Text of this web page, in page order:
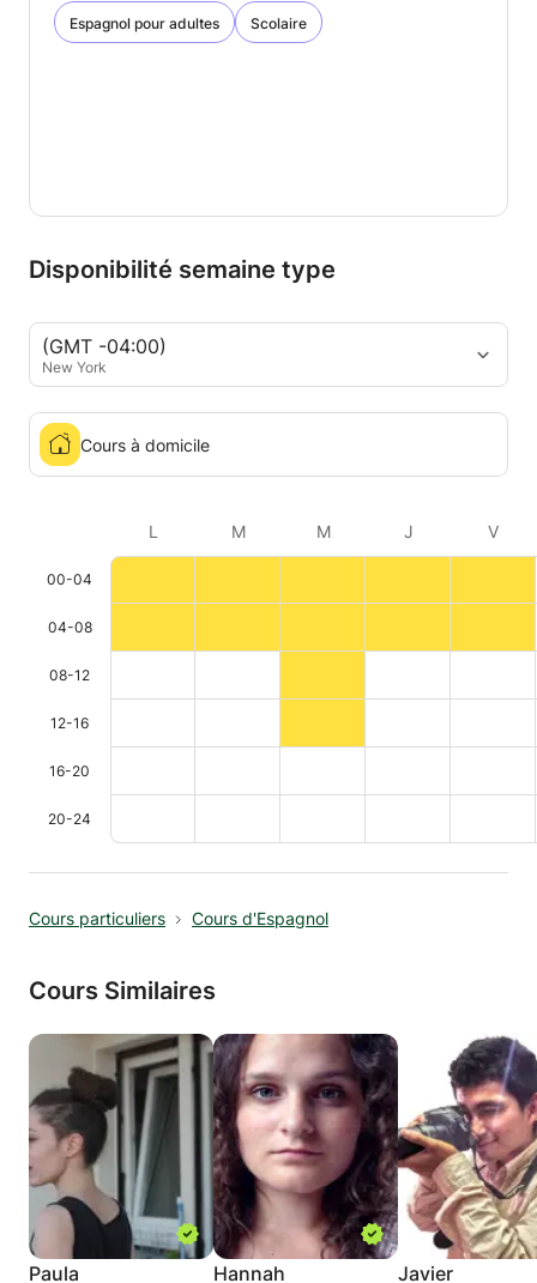
Espagnol pour adultes Scolaire
Disponibilité semaine type
(GMT -04:00)
New York
Cours à domicile
L M M J V
00-04
04-08
08-12
12-16
16-20
20-24
Cours particuliers Cours d'Espagnol
Cours Similaires
Paula Hannah Javier